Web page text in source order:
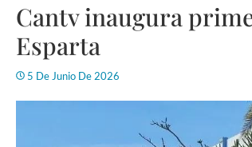
Cantv inaugura
Esparta
5 De Junio De 2026